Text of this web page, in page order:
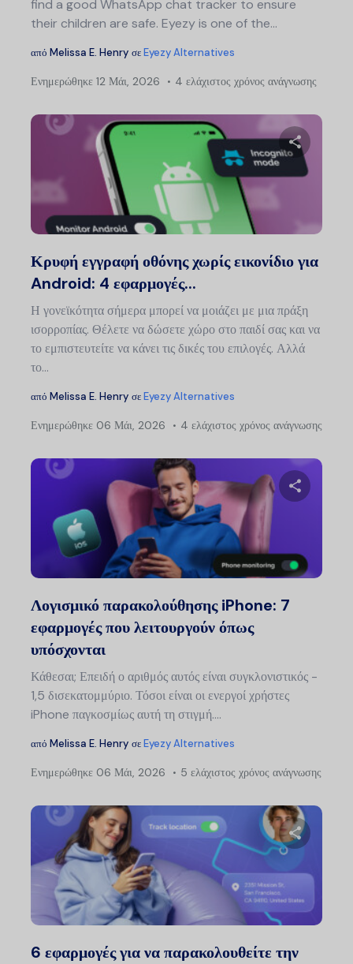
find a good WhatsApp chat tracker to ensure
their children are safe. Eyezy is one of the…
από Melissa E. Henry σεEyezy Alternatives
Ενημερώθηκε 12 Μάι, 2026 4 ελάχιστος χρόνος ανάγνωσης
Κρυφή εγγραφή οθόνης χωρίς εικονίδιο για
Android: 4 εφαρμογές...
Η γονεϊκότητα σήμερα μπορεί να μοιάζει με μια πράξη
ισορροπίας. Θέλετε να δώσετε χώρο στο παιδί σας και να
το εμπιστευτείτε να κάνει τις δικές του επιλογές. Αλλά
το...
από Melissa E. Henry σεEyezy Alternatives
Ενημερώθηκε 06 Μάι, 2026 4 ελάχιστος χρόνος ανάγνωσης
Λογισμικό παρακολούθησης iPhone: 7
εφαρμογές που λειτουργούν όπως
υπόσχονται
Κάθεσαι; Επειδή ο αριθμός αυτός είναι συγκλονιστικός -
1,5 δισεκατομμύριο. Τόσοι είναι οι ενεργοί χρήστες
iPhone παγκοσμίως αυτή τη στιγμή....
από Melissa E. Henry σεEyezy Alternatives
Ενημερώθηκε 06 Μάι, 2026 5 ελάχιστος χρόνος ανάγνωσης
6 εφαρμογές για να παρακολουθείτε την